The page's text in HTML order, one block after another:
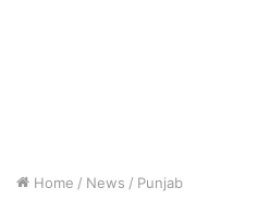
Home / News / Punjab